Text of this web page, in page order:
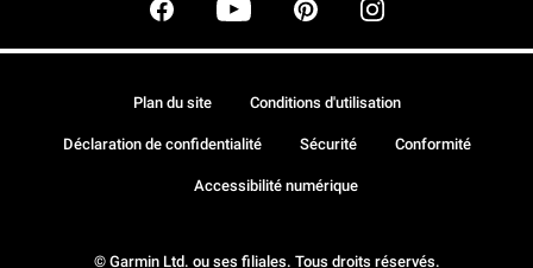
© Garmin Ltd. ou ses filiales. Tous droits réservés.
Plan du site Conditions d'utilisation
Déclaration de confidentialité Sécurité Conformité
Accessibilité numérique